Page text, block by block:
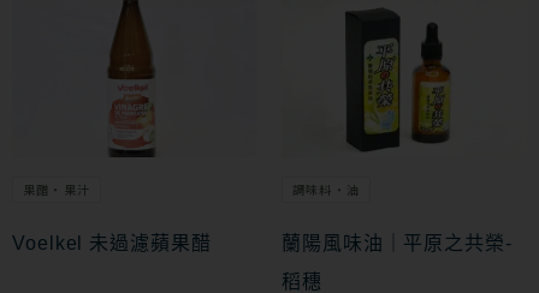
項
果醋・果汁
Voelkel 未過濾蘋果醋
調味料・油
蘭陽風味油｜平原之共榮-
稻穗